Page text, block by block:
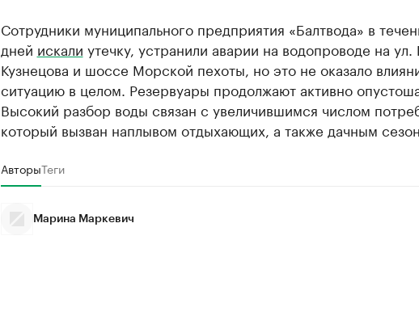
Сотрудники муниципального предприятия «Балтвода» в
дней искали утечку, устранили аварии на водопроводе на ул.
Кузнецова и шоссе Морской пехоты, но это не оказало
ситуацию в целом. Резервуары продолжают активно
Высокий разбор воды связан с увеличившимся числом
который вызван наплывом отдыхающих, а также дачным
АвторыТеги
Марина Маркевич